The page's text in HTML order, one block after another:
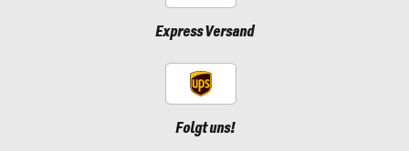
Express Versand
Folgt uns!